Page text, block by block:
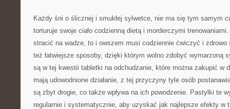
Każdy śni o ślicznej i smukłej sylwetce, nie ma się tym samym
torturuje swoje ciało codzienną dietą i morderczymi
stracić na wadze, to i owszem musi codziennie ćwiczyć i
też łatwiejsze sposoby, dzięki którym wolno zdobyć wymarzoną
są w tej kwestii tabletki na odchudzanie, które można zakupić w
mają udowodnione działanie, z tej przyczyny tyle osób
są zbyt drogie, co także wpływa na ich powodzenie. Pastylki te
regularnie i systematycznie, aby uzyskać jak najlepsze efekty w